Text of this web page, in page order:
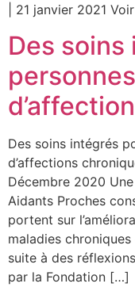
| 21 janvier 2021
Des
Des soins intégrés
d’affections
Décembre 2020
Aidants Proches
portent sur
maladies
suite à des
par la Fondation […]